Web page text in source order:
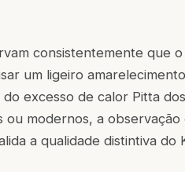
consistentemente que
um ligeiro
excesso de calor Pitta
ou modernos, a
a qualidade distintiva do